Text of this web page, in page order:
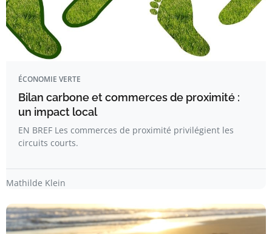
ÉCONOMIE VERTE
Bilan carbone et commerces de proximité :
un impact local
EN BREF Les commerces de proximité privilégient les
circuits courts.
Mathilde Klein